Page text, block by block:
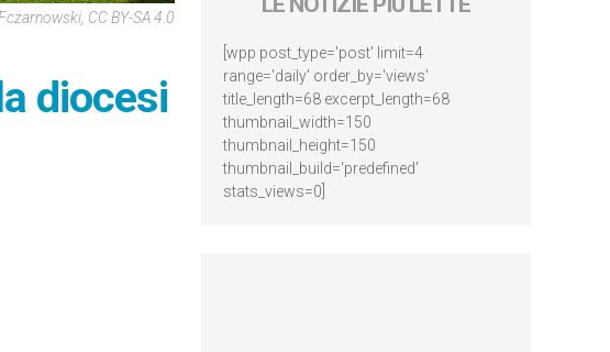
CC BY-SA 4.0
diocesi
[wpp post_type='post' limit=4
range='daily' order_by='views'
title_length=68 excerpt_length=68
thumbnail_width=150
thumbnail_height=150
thumbnail_build='predefined'
stats_views=0]